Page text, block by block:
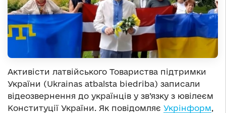
Активісти латвійського Товариства підтримки
України (Ukrainas atbalsta biedriba) записали
відеозвернення до українців у зв’язку з ювілеєм
Конституції України. Як повідомляє Укрінформ